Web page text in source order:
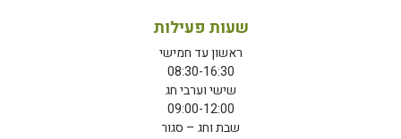
שעות פעילות
ראשון עד חמישי
08:30-16:30
שישי וערבי חג
09:00-12:00
שבת וחג – סגור